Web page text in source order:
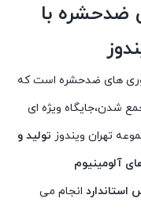
ضدحشره با
های ضدحشره است که
شدن،جایگاه ویژه ای
تهران ویندوز تولید و
آلومینیوم
استاندارد انجام می